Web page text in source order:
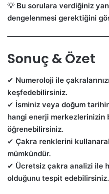
💡 Bu sorulara verdiğiniz
dengelenmesi gerektiğini
Sonuç & Özet
✔ Numeroloji ile
keşfedebilirsiniz.
✔ İsminiz veya doğum
hangi enerji merkezlerinizin
öğrenebilirsiniz.
✔ Çakra renklerini
mümkündür.
✔ Ücretsiz çakra analizi ile
olduğunu tespit edebilirsiniz.